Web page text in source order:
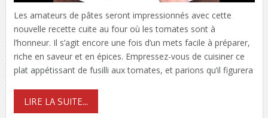
Les amateurs de pâtes seront impressionnés avec cette
nouvelle recette cuite au four où les tomates sont à
l’honneur. Il s’agit encore une fois d’un mets facile à préparer,
riche en saveur et en épices. Empressez-vous de cuisiner ce
plat appétissant de fusilli aux tomates, et parions qu’il figurera
LIRE LA SUITE...